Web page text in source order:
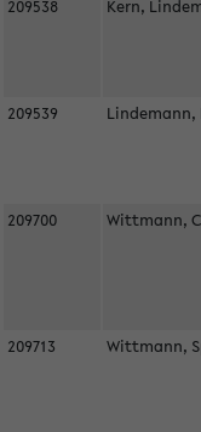
209538 Kern,
209539 Lindemann,
209700 Wittmann,
209713 Wittmann,